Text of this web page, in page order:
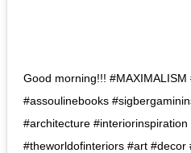
Good morning!!!
#assoulinebooks
#architecture #interiorinspiration
#theworldofinteriors #art #decor